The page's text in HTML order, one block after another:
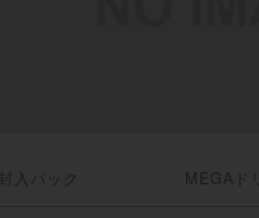
封入パック MEGAド